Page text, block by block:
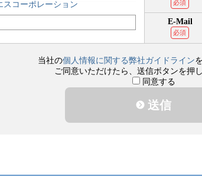
コーポレーション 必須
E-Mail
必須
当社の個人情報に関する弊社ガイドライン
ご同意いただけたら、送信ボタンを押
同意する
送信